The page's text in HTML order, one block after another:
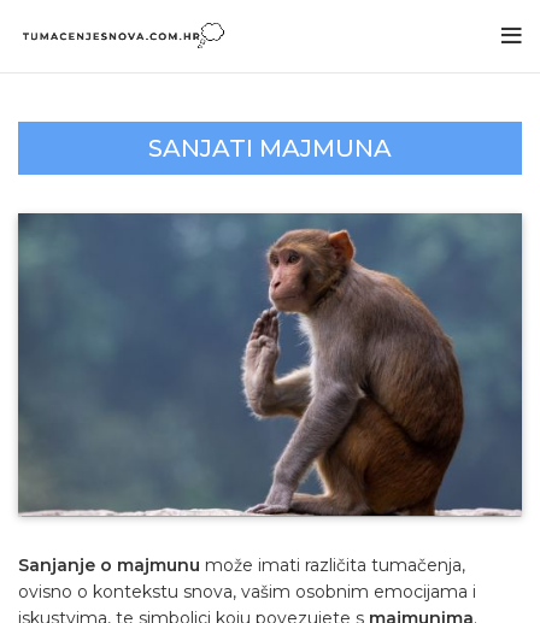
SANJATI MAJMUNA
Sanjanje o majmunu može imati različita tumačenja,
ovisno o kontekstu snova, vašim osobnim emocijama i
iskustvima, te simbolici koju povezujete s majmunima.